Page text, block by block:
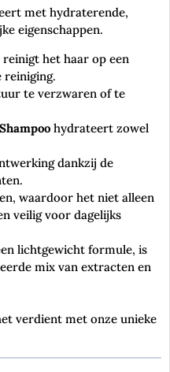
met hydraterende,
eigenschappen.
het haar op een
reiniging.
te verzwaren of te
hydrateert zowel
dankzij de
waardoor het niet alleen
veilig voor dagelijks
lichtgewicht formule, is
mix van extracten en
verdient met onze unieke